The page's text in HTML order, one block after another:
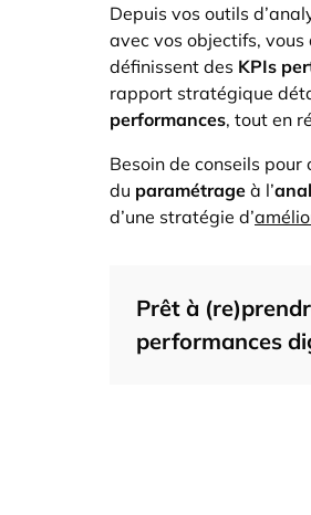
Depuis vos outils
avec vos objectifs,
définissent des KPIs
rapport stratégique
performances, tout en
Besoin de conseils
du paramétrage à l’
d’une stratégie d’
Prêt à
performances